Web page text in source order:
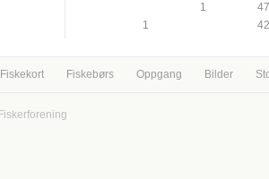
1
47
1
42
Fiskekort Fiskebørs Oppgang Bilder